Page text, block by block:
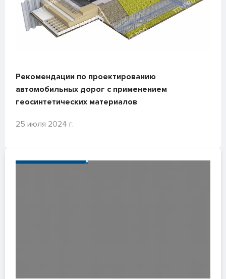
Рекомендации по проектированию
автомобильных дорог с применением
геосинтетических материалов
25 июля 2024 г.